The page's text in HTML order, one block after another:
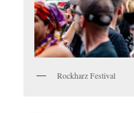
Rockharz Festival